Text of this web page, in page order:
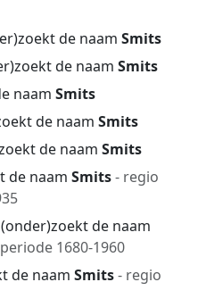
de naam Smits
de naam Smits
naam Smits
de naam Smits
de naam Smits
de naam Smits- regio
(onder)zoekt de naam
1680-1960
de naam Smits- regio